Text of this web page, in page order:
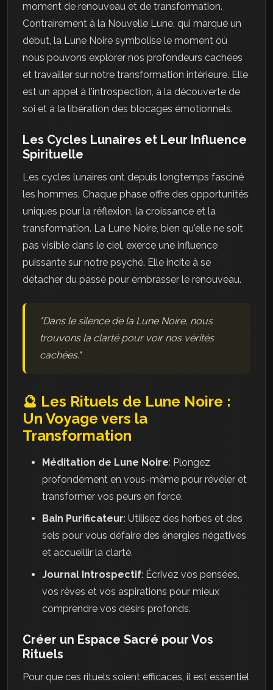
moment de renouveau et de transformation.
Contrairement à la Nouvelle Lune, qui marque un
début, la Lune Noire symbolise le moment où
nous pouvons explorer nos profondeurs cachées
et travailler sur notre transformation intérieure. Elle
est un appel à l'introspection, à la découverte de
soi et à la libération des blocages émotionnels.
Les Cycles Lunaires et Leur Influence
Spirituelle
Les cycles lunaires ont depuis longtemps fasciné
les hommes. Chaque phase offre des opportunités
uniques pour la réflexion, la croissance et la
transformation. La Lune Noire, bien qu'elle ne soit
pas visible dans le ciel, exerce une influence
puissante sur notre psyché. Elle incite à se
détacher du passé pour embrasser le renouveau.
"Dans le silence de la Lune Noire, nous
trouvons la clarté pour voir nos vérités
cachées."
🔮 Les Rituels de Lune Noire :
Un Voyage vers la
Transformation
Méditation de Lune Noire: Plongez
profondément en vous-même pour révéler et
transformer vos peurs en force.
Bain Purificateur: Utilisez des herbes et des
sels pour vous défaire des énergies négatives
et accueillir la clarté.
Journal Introspectif: Écrivez vos pensées,
vos rêves et vos aspirations pour mieux
comprendre vos désirs profonds.
Créer un Espace Sacré pour Vos
Rituels
Pour que ces rituels soient efficaces, il est essentiel